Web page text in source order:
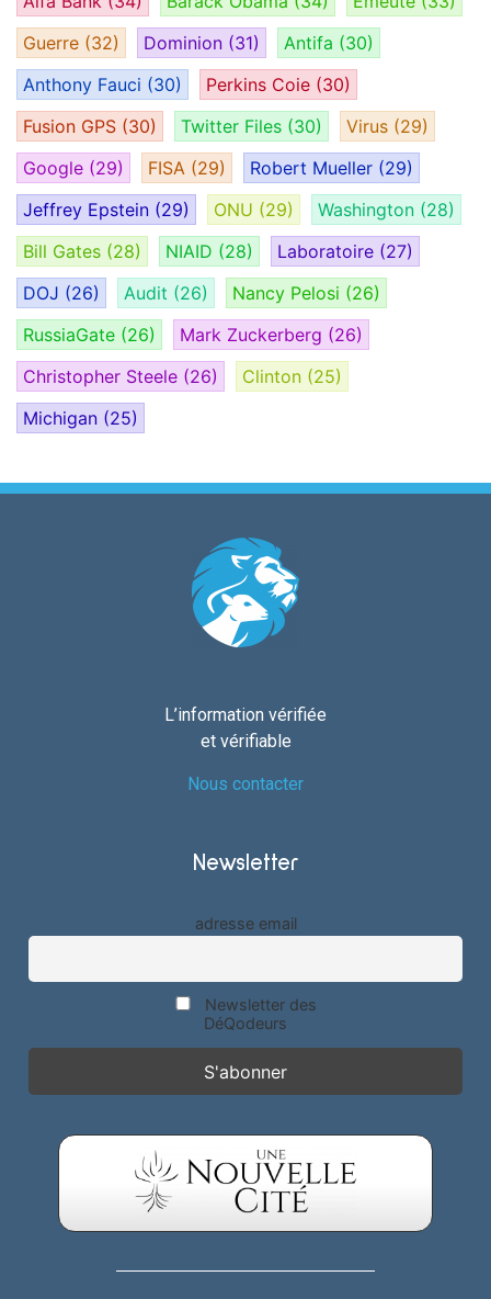
Guerre (32) Dominion (31) Antifa (30)
Anthony Fauci (30) Perkins Coie (30)
Fusion GPS (30) Twitter Files (30) Virus (29)
Google (29) FISA (29) Robert Mueller (29)
Jeffrey Epstein (29) ONU (29) Washington (28)
Bill Gates (28) NIAID (28) Laboratoire (27)
DOJ (26) Audit (26) Nancy Pelosi (26)
RussiaGate (26) Mark Zuckerberg (26)
Christopher Steele (26) Clinton (25)
Michigan (25)
L’information vérifiée
et vérifiable
Nous contacter
Newsletter
adresse email
Newsletter des
DéQodeurs